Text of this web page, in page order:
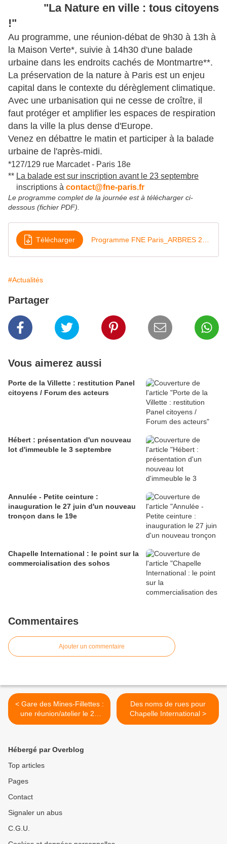
"La Nature en ville : tous citoyens
!"
Au programme, une réunion-débat de 9h30 à 13h à
la Maison Verte*, suivie à 14h30 d'une balade
urbaine dans les endroits cachés de Montmartre**.
La préservation de la nature à Paris est un enjeu
capital dans le contexte du dérèglement climatique.
Avec une urbanisation qui ne cesse de croître, il
faut protéger et amplifier les espaces de respiration
dans la ville la plus dense d'Europe.
Venez en débattre le matin et participer à la balade
urbaine de l'après-midi.
*127/129 rue Marcadet - Paris 18e
** La balade est sur inscription avant le 23 septembre
inscriptions à contact@fne-paris.fr
Le programme complet de la journée est à télécharger ci-
dessous (fichier PDF).
Télécharger
#Actualités
Partager
Vous aimerez aussi
Porte de la Villette : restitution Panel
citoyens / Forum des acteurs
Hébert : présentation d'un nouveau
lot d'immeuble le 3 septembre
Annulée - Petite ceinture :
inauguration le 27 juin d'un nouveau
tronçon dans le 19e
Chapelle International : le point sur la
commercialisation des sohos
Commentaires
Ajouter un commentaire
< Gare des Mines-Fillettes :
une réunion/atelier le 28
novembre
Des noms de rues pour
Chapelle International >
Hébergé par Overblog
Top articles
Pages
Contact
Signaler un abus
C.G.U.